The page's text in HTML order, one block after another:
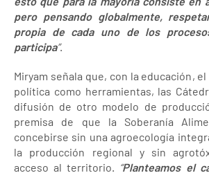
pero pensando globalmente,
propia de cada uno de los
participa”.
Miryam señala que, con la educación,
política como herramientas, las
difusión de otro modelo de
premisa de que la Soberanía
concebirse sin una agroecología
la producción regional y sin
acceso al territorio. “Planteamos el